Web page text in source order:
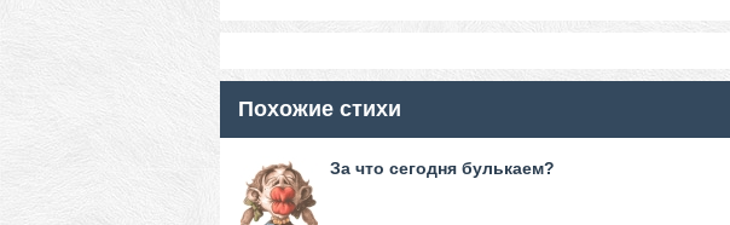
Похожие стихи
За что сегодня булькаем?